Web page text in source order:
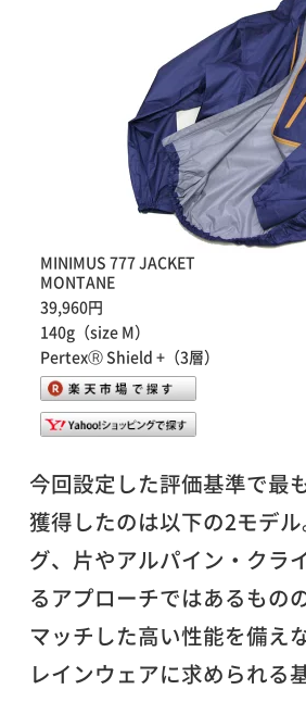
MINIMUS 777 JACKET
MONTANE
39,960円
140g（size M）
PertexⓇ Shield +（3層）
今回設定した評価基準で最
獲得したのは以下の2モデ
グ、片やアルパイン・クラ
るアプローチではあるもの
マッチした高い性能を備え
レインウェアに求められる